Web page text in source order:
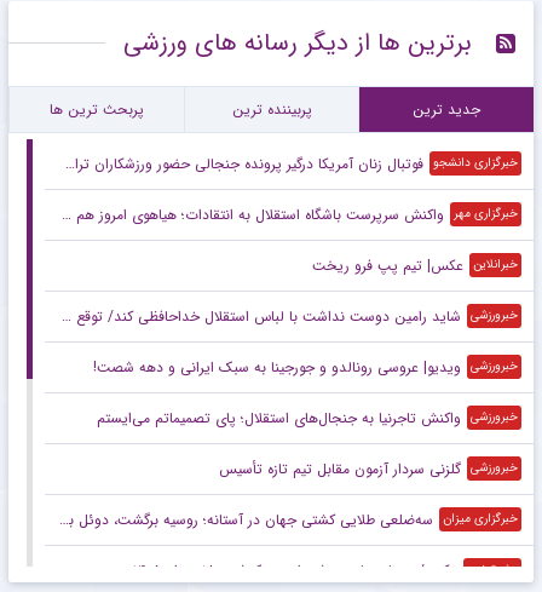
برترین ها از دیگر رسانه های ورزشی
جدید ترین پربیننده ترین پربحث ترین ها
خبرگزاری دانشجو فوتبال زنان آمریکا درگیر پرونده جنجالی حضور ورزشکاران تراجنسیتی
خبرگزاری مهر واکنش سرپرست باشگاه استقلال به انتقادات؛ هیاهوی امروز هم می‌گذرد!
خبرانلاین عکس| تیم پپ فرو ریخت
خبرورزشی شاید رامین دوست نداشت با لباس استقلال خداحافظی کند/ توقع چندانی از این استقلال نداریم/ این پنجره بسته حاصل شوک‌های مدیریتی است
خبرورزشی ویدیو| عروسی رونالدو و جورجینا به سبک ایرانی و دهه شصت!
خبرورزشی واکنش تاجرنیا به جنجال‌های استقلال؛ پای تصمیماتم می‌ایستم
خبرورزشی گلزنی سردار آزمون مقابل تیم تازه تأسیس
خبرگزاری میزان سه‌ضلعی طلایی کشتی جهان در آستانه؛ روسیه برگشت، دوئل بزرگ ایران و آمریکا
مشرق نیوز عکس/ روزنامه‌های ورزشی امروز یک‌شنبه ۱۸ مرداد ۱۴۰۵